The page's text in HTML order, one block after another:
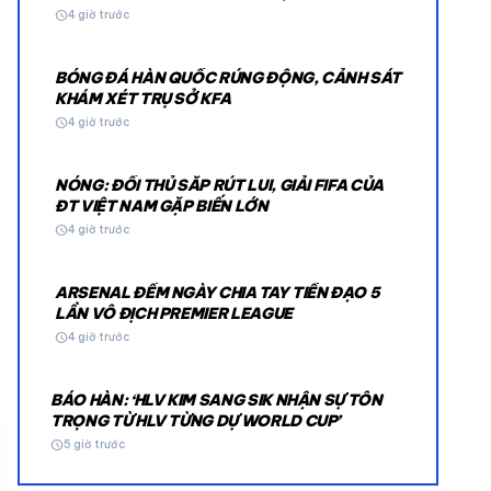
© 2026 TT24H
schedule4 giờ trước
BÓNG ĐÁ HÀN QUỐC RÚNG ĐỘNG, CẢNH SÁT
KHÁM XÉT TRỤ SỞ KFA
schedule4 giờ trước
NÓNG: ĐỐI THỦ SẮP RÚT LUI, GIẢI FIFA CỦA
ĐT VIỆT NAM GẶP BIẾN LỚN
schedule4 giờ trước
ARSENAL ĐẾM NGÀY CHIA TAY TIỀN ĐẠO 5
LẦN VÔ ĐỊCH PREMIER LEAGUE
schedule4 giờ trước
BÁO HÀN: ‘HLV KIM SANG SIK NHẬN SỰ TÔN
TRỌNG TỪ HLV TỪNG DỰ WORLD CUP’
schedule5 giờ trước